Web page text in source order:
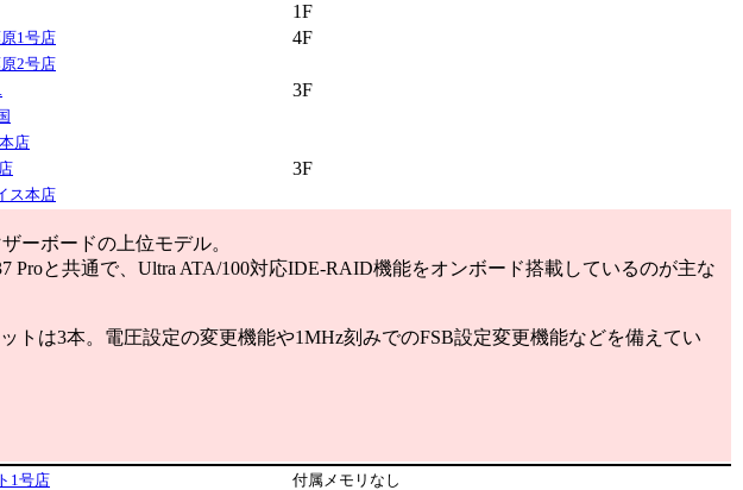
1F
1号店
4F
2号店
3F
店
3F
ス本店
ーボードの上位モデル。
と共通で、Ultra ATA/100対応IDE-RAID機能をオンボード搭載しているのが主な
は3本。電圧設定の変更機能や1MHz刻みでのFSB設定変更機能などを備えてい
1号店 付属メモリなし